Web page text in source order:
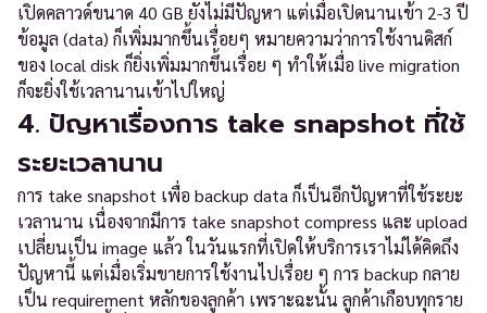
เปิดคลาวด์ขนาด 40 GB ยังไม่มีปัญหา แต่เมื่อเปิดนานเข้า 2-3 ปี
ข้อมูล (data) ก็เพิ่มมากขึ้นเรื่อยๆ หมายความว่าการใช้งานดิสก์
ของ local disk ก็ยิ่งเพิ่มมากขึ้นเรื่อย ๆ ทำให้เมื่อ live migration
ก็จะยิ่งใช้เวลานานเข้าไปใหญ่
4. ปัญหาเรื่องการ take snapshot ที่ใช้
ระยะเวลานาน
การ take snapshot เพื่อ backup data ก็เป็นอีกปัญหาที่ใช้ระยะ
เวลานาน เนื่องจากมีการ take snapshot compress และ upload
เปลี่ยนเป็น image แล้ว ในวันแรกที่เปิดให้บริการเราไม่ได้คิดถึง
ปัญหานี้ แต่เมื่อเริ่มขายการใช้งานไปเรื่อย ๆ การ backup กลาย
เป็น requirement หลักของลูกค้า เพราะฉะนั้น ลูกค้าเกือบทุกราย